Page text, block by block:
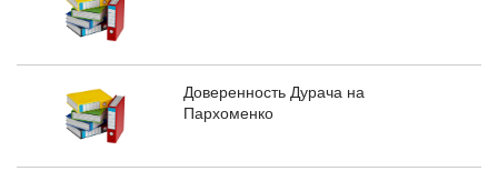
Доверенность Дурача на
Пархоменко